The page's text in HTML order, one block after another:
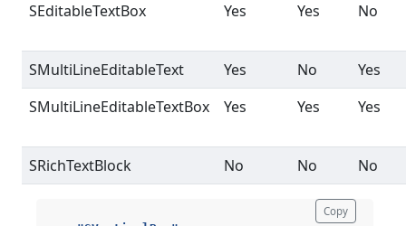
SEditableTextBox
Yes Yes No
SMultiLineEditableText Yes No
Yes
SMultiLineEditableTextBox
Yes Yes Yes
SRichTextBlock No No No
Copy